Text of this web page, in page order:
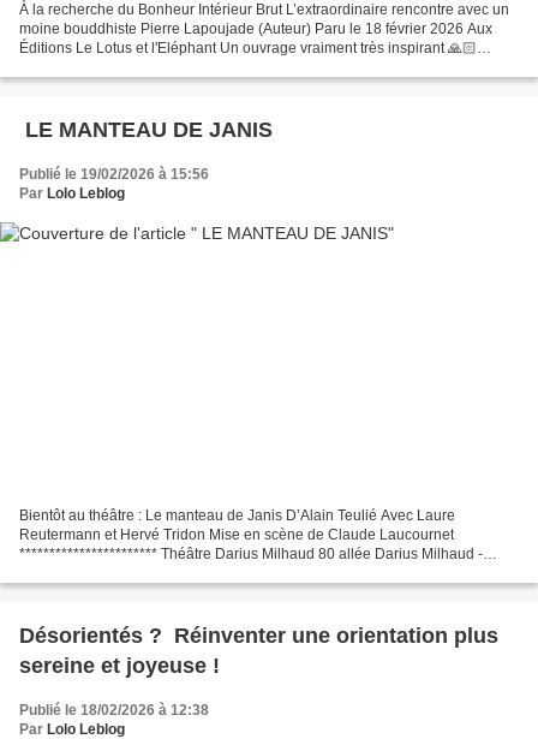
À la recherche du Bonheur Intérieur Brut L’extraordinaire rencontre avec un
moine bouddhiste Pierre Lapoujade (Auteur) Paru le 18 février 2026 Aux
Éditions Le Lotus et l'Eléphant Un ouvrage vraiment très inspirant 🙏🏻
LE MANTEAU DE JANIS
Publié le 19/02/2026 à 15:56
Par Lolo Leblog
Bientôt au théâtre : Le manteau de Janis D’Alain Teulié Avec Laure
Reutermann et Hervé Tridon Mise en scène de Claude Laucournet
*********************** Théâtre Darius Milhaud 80 allée Darius Milhaud -
Désorientés ? Réinventer une orientation plus
sereine et joyeuse !
Publié le 18/02/2026 à 12:38
Par Lolo Leblog